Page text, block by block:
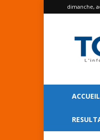
dimanche,
GOAL
ACCUEIL